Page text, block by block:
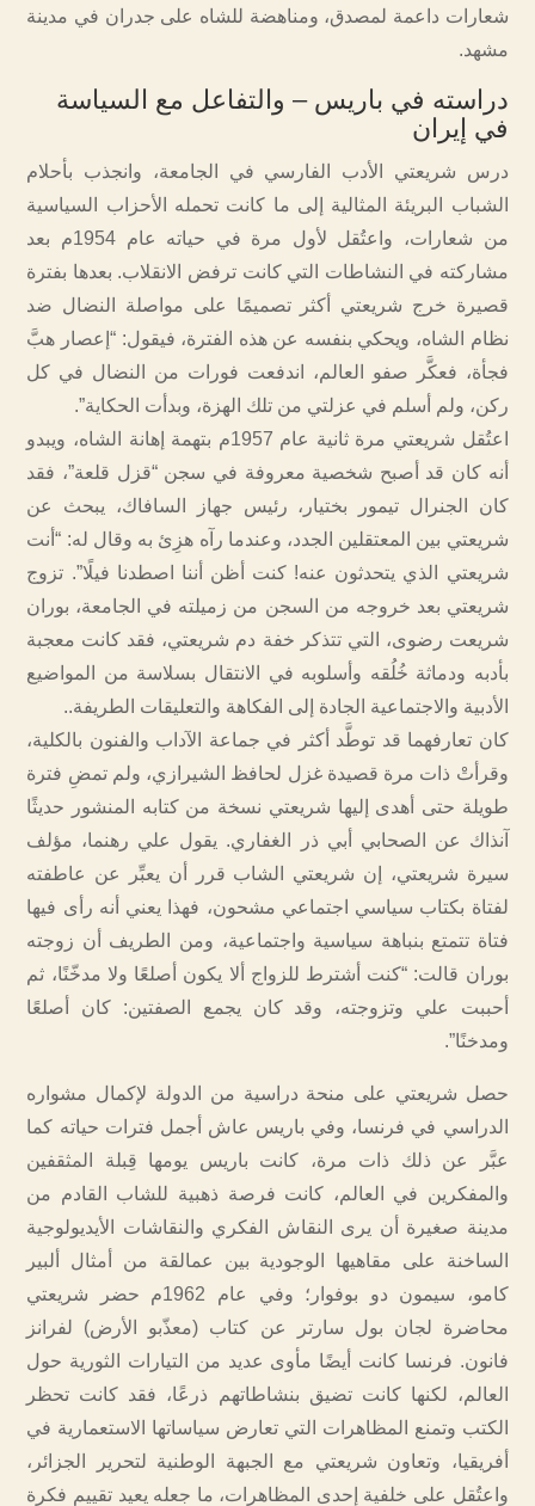
شعارات داعمة لمصدق، ومناهضة للشاه على جدران في مدينة
مشهد.
دراسته في باريس – والتفاعل مع السياسة
في إيران
درس شريعتي الأدب الفارسي في الجامعة، وانجذب بأحلام
الشباب البريئة المثالية إلى ما كانت تحمله الأحزاب السياسية
من شعارات، واعتُقل لأول مرة في حياته عام 1954م بعد
مشاركته في النشاطات التي كانت ترفض الانقلاب. بعدها بفترة
قصيرة خرج شريعتي أكثر تصميمًا على مواصلة النضال ضد
نظام الشاه، ويحكي بنفسه عن هذه الفترة، فيقول: “إعصار هبَّ
فجأة، فعكَّر صفو العالم، اندفعت فورات من النضال في كل
ركن، ولم أسلم في عزلتي من تلك الهزة، وبدأت الحكاية”.
اعتُقل شريعتي مرة ثانية عام 1957م بتهمة إهانة الشاه، ويبدو
أنه كان قد أصبح شخصية معروفة في سجن “قزل قلعة”، فقد
كان الجنرال تيمور بختيار، رئيس جهاز السافاك، يبحث عن
شريعتي بين المعتقلين الجدد، وعندما رآه هزِئ به وقال له: “أنت
شريعتي الذي يتحدثون عنه! كنت أظن أننا اصطدنا فيلًا”. تزوج
شريعتي بعد خروجه من السجن من زميلته في الجامعة، بوران
شريعت رضوى، التي تتذكر خفة دم شريعتي، فقد كانت معجبة
بأدبه ودماثة خُلُقه وأسلوبه في الانتقال بسلاسة من المواضيع
الأدبية والاجتماعية الجادة إلى الفكاهة والتعليقات الطريفة..
كان تعارفهما قد توطَّد أكثر في جماعة الآداب والفنون بالكلية،
وقرأتْ ذات مرة قصيدة غزل لحافظ الشيرازي، ولم تمضِ فترة
طويلة حتى أهدى إليها شريعتي نسخة من كتابه المنشور حديثًا
آنذاك عن الصحابي أبي ذر الغفاري. يقول علي رهنما، مؤلف
سيرة شريعتي، إن شريعتي الشاب قرر أن يعبِّر عن عاطفته
لفتاة بكتاب سياسي اجتماعي مشحون، فهذا يعني أنه رأى فيها
فتاة تتمتع بنباهة سياسية واجتماعية، ومن الطريف أن زوجته
بوران قالت: “كنت أشترط للزواج ألا يكون أصلعًا ولا مدخّنًا، ثم
أحببت علي وتزوجته، وقد كان يجمع الصفتين: كان أصلعًا
ومدخنًا”.
حصل شريعتي على منحة دراسية من الدولة لإكمال مشواره
الدراسي في فرنسا، وفي باريس عاش أجمل فترات حياته كما
عبَّر عن ذلك ذات مرة، كانت باريس يومها قِبلة المثقفين
والمفكرين في العالم، كانت فرصة ذهبية للشاب القادم من
مدينة صغيرة أن يرى النقاش الفكري والنقاشات الأيديولوجية
الساخنة على مقاهيها الوجودية بين عمالقة من أمثال ألبير
كامو، سيمون دو بوفوار؛ وفي عام 1962م حضر شريعتي
محاضرة لجان بول سارتر عن كتاب (معذّبو الأرض) لفرانز
فانون. فرنسا كانت أيضًا مأوى عديد من التيارات الثورية حول
العالم، لكنها كانت تضيق بنشاطاتهم ذرعًا، فقد كانت تحظر
الكتب وتمنع المظاهرات التي تعارض سياساتها الاستعمارية في
أفريقيا، وتعاون شريعتي مع الجبهة الوطنية لتحرير الجزائر،
واعتُقل على خلفية إحدى المظاهرات، ما جعله يعيد تقييم فكرة